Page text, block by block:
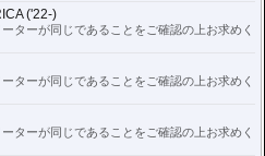
スーパークリア :耐摩耗性が非常に高く、
とんどわからなくなります。
を防ぎ、メーターを読み取りやすくしま
す。もちろん傷に対しても有効です。
('22-)
ターが同じであることをご確認の上お求めく
ターが同じであることをご確認の上お求めく
ターが同じであることをご確認の上お求めく